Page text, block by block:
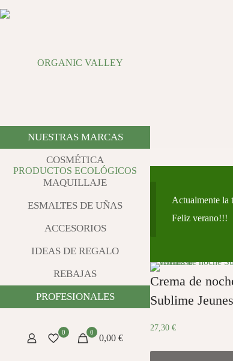
NUESTRAS MARCAS
COSMÉTICA
MAQUILLAJE
ESMALTES DE UÑAS
ACCESORIOS
IDEAS DE REGALO
REBAJAS
PROFESIONALES
0 0
0,00 €
Actualmente la
Feliz verano!!!
Crema de
Sublime
27,30 €